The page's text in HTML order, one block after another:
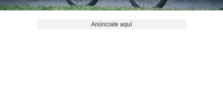
Anúnciate aquí